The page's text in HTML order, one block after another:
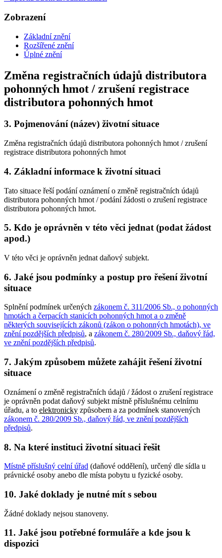
Zobrazení
Základní znění
Rozšířené znění
Úplné znění
Změna registračních údajů distributora
pohonných hmot / zrušení registrace
distributora pohonných hmot
3. Pojmenování (název) životní situace
Změna registračních údajů distributora pohonných hmot / zrušení
registrace distributora pohonných hmot
4. Základní informace k životní situaci
Tato situace řeší podání oznámení o změně registračních údajů
distributora pohonných hmot / podání žádosti o zrušení registrace
distributora pohonných hmot.
5. Kdo je oprávněn v této věci jednat (podat žádost
apod.)
V této věci je oprávněn jednat daňový subjekt.
6. Jaké jsou podmínky a postup pro řešení životní
situace
Splnění podmínek určených zákonem č. 311/2006 Sb., o pohonných
hmotách a čerpacích stanicích pohonných hmot a o změně
některých souvisejících zákonů (zákon o pohonných hmotách), ve
znění pozdějších předpisů, a zákonem č. 280/2009 Sb., daňový řád,
ve znění pozdějších předpisů.
7. Jakým způsobem můžete zahájit řešení životní
situace
Oznámení o změně registračních údajů / žádost o zrušení registrace
je oprávněn podat daňový subjekt místně příslušnému celnímu
úřadu, a to elektronicky způsobem a za podmínek stanovených
zákonem č. 280/2009 Sb., daňový řád, ve znění pozdějších
předpisů.
8. Na které instituci životní situaci řešit
Místně příslušný celní úřad (daňové oddělení), určený dle sídla u
právnické osoby anebo dle místa pobytu u fyzické osoby.
10. Jaké doklady je nutné mít s sebou
Žádné doklady nejsou stanoveny.
11. Jaké jsou potřebné formuláře a kde jsou k
dispozici